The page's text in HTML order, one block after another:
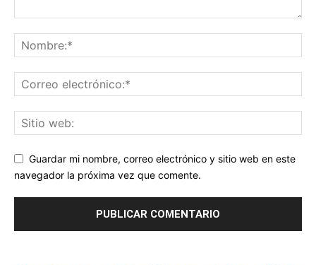
Guardar mi nombre, correo electrónico y sitio web en este
navegador la próxima vez que comente.